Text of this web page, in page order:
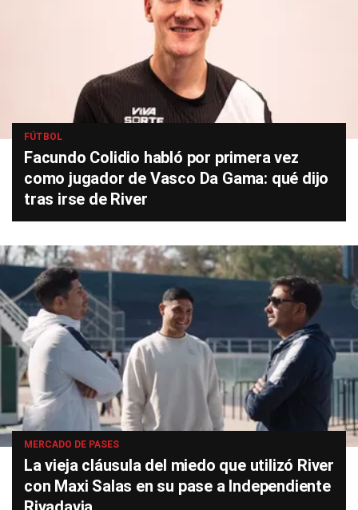
FÚTBOL
Facundo Colidio habló por primera vez
como jugador de Vasco Da Gama: qué dijo
tras irse de River
MERCADO DE PASES
La vieja cláusula del miedo que utilizó River
con Maxi Salas en su pase a Independiente